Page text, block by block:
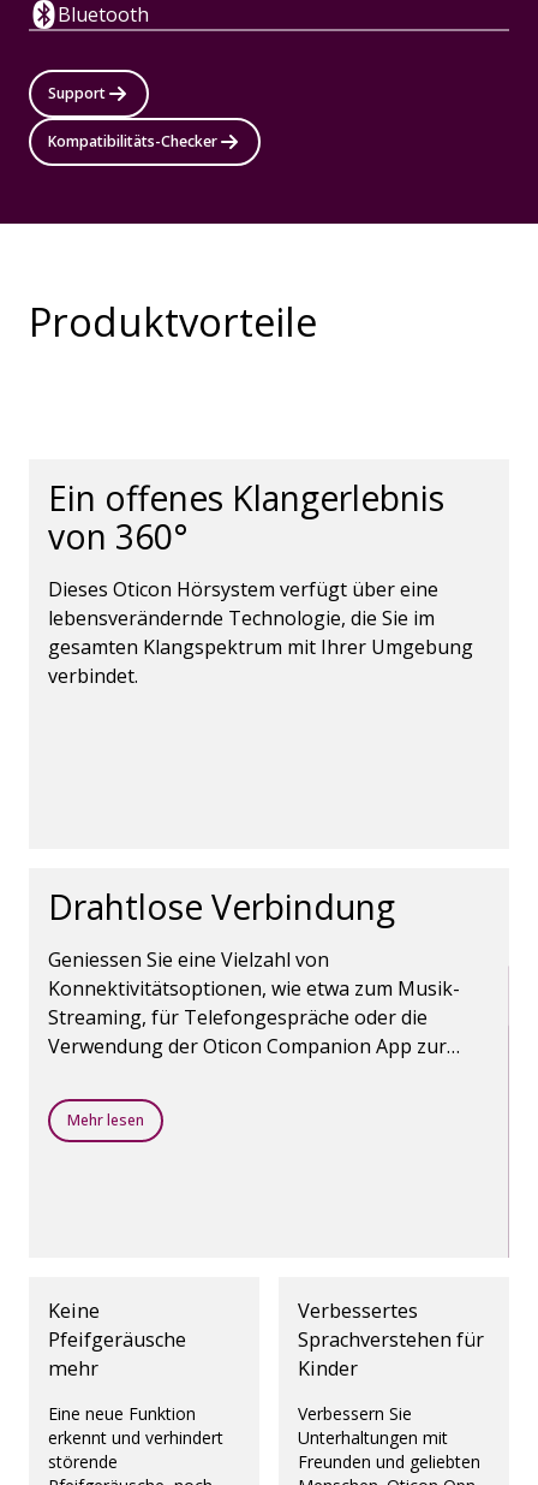
Bluetooth
Support
Kompatibilitäts-Checker
Produktvorteile
Ein offenes Klangerlebnis
von 360°
Dieses Oticon Hörsystem verfügt über eine
lebensverändernde Technologie, die Sie im
gesamten Klangspektrum mit Ihrer Umgebung
verbindet.
Drahtlose Verbindung
Geniessen Sie eine Vielzahl von
Konnektivitätsoptionen, wie etwa zum Musik-
Streaming, für Telefongespräche oder die
Verwendung der Oticon Companion App zur
Wireless-Technologie macht es möglich.
Mehr lesen
Keine
Pfeifgeräusche
mehr
Eine neue Funktion
erkennt und verhindert
störende
Verbessertes
Sprachverstehen für
Kinder
Verbessern Sie
Unterhaltungen mit
Freunden und geliebten